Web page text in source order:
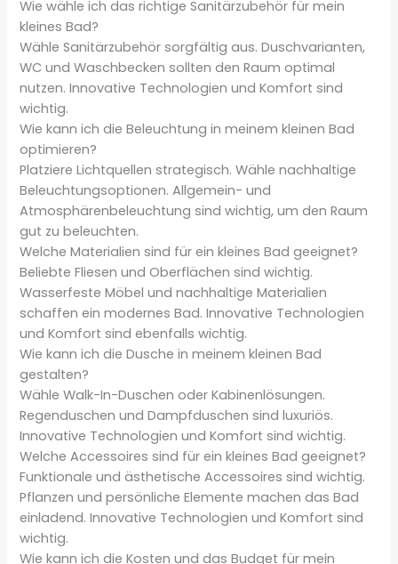
Wie wähle ich das richtige Sanitärzubehör für mein
kleines Bad?
Wähle Sanitärzubehör sorgfältig aus. Duschvarianten,
WC und Waschbecken sollten den Raum optimal
nutzen. Innovative Technologien und Komfort sind
wichtig.
Wie kann ich die Beleuchtung in meinem kleinen Bad
optimieren?
Platziere Lichtquellen strategisch. Wähle nachhaltige
Beleuchtungsoptionen. Allgemein- und
Atmosphärenbeleuchtung sind wichtig, um den Raum
gut zu beleuchten.
Welche Materialien sind für ein kleines Bad geeignet?
Beliebte Fliesen und Oberflächen sind wichtig.
Wasserfeste Möbel und nachhaltige Materialien
schaffen ein modernes Bad. Innovative Technologien
und Komfort sind ebenfalls wichtig.
Wie kann ich die Dusche in meinem kleinen Bad
gestalten?
Wähle Walk-In-Duschen oder Kabinenlösungen.
Regenduschen und Dampfduschen sind luxuriös.
Innovative Technologien und Komfort sind wichtig.
Welche Accessoires sind für ein kleines Bad geeignet?
Funktionale und ästhetische Accessoires sind wichtig.
Pflanzen und persönliche Elemente machen das Bad
einladend. Innovative Technologien und Komfort sind
wichtig.
Wie kann ich die Kosten und das Budget für mein